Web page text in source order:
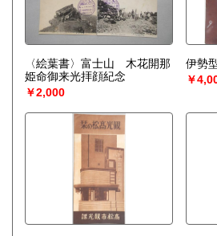
〈絵葉書〉富士山 木花開那
姫命御来光拝顔紀念
￥2,000
伊勢
￥